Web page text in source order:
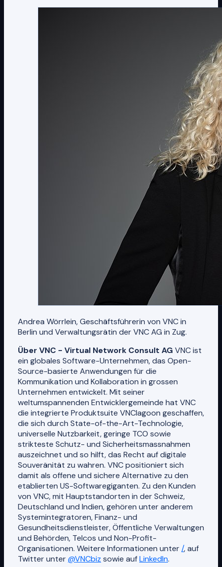
Andrea Wörrlein, Geschäftsführerin von VNC in
Berlin und Verwaltungsrätin der VNC AG in Zug.
Über VNC - Virtual Network Consult AG VNC ist
ein globales Software-Unternehmen, das Open-
Source-basierte Anwendungen für die
Kommunikation und Kollaboration in grossen
Unternehmen entwickelt. Mit seiner
weltumspannenden Entwicklergemeinde hat VNC
die integrierte Produktsuite VNClagoon geschaffen,
die sich durch State-of-the-Art-Technologie,
universelle Nutzbarkeit, geringe TCO sowie
strikteste Schutz- und Sicherheitsmassnahmen
auszeichnet und so hilft, das Recht auf digitale
Souveränität zu wahren. VNC positioniert sich
damit als offene und sichere Alternative zu den
etablierten US-Softwaregiganten. Zu den Kunden
von VNC, mit Hauptstandorten in der Schweiz,
Deutschland und Indien, gehören unter anderem
Systemintegratoren, Finanz- und
Gesundheitsdienstleister, Öffentliche Verwaltungen
und Behörden, Telcos und Non-Profit-
Organisationen. Weitere Informationen unter/, auf
Twitter unter@VNCbiz sowie aufLinkedIn.